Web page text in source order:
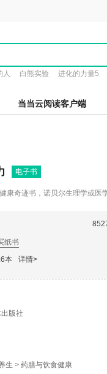
人 白熊实验 进化的力量5
当当云阅读客户端
电子书
康奇迹书，诺贝尔生理学
纸书
本 详情>
版社
生 > 药膳与饮食健康